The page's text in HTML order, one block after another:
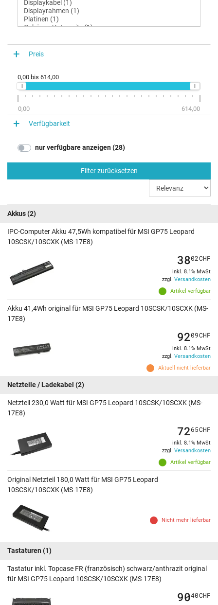
Preis
0,00 bis 614,00
0,00 614,00
Verfügbarkeit
nur verfügbare anzeigen (28)
Filter zurücksetzen
Akkus(2)
IPC-Computer Akku 47,5Wh kompatibel für MSI GP75 Leopard
10SCSK/10SCXK (MS-17E8)
Artikel verfügbar
3802CHF
inkl. 8.1% MwSt
zzgl. Versandkosten
Akku 41,4Wh original für MSI GP75 Leopard 10SCSK/10SCXK (MS-
17E8)
Aktuell nicht lieferbar
9209CHF
inkl. 8.1% MwSt
zzgl. Versandkosten
Netzteile / Ladekabel (2)
Netzteil 230,0 Watt für MSI GP75 Leopard 10SCSK/10SCXK (MS-
17E8)
Artikel verfügbar
7265CHF
inkl. 8.1% MwSt
zzgl. Versandkosten
Original Netzteil 180,0 Watt für MSI GP75 Leopard
10SCSK/10SCXK (MS-17E8)
Nicht mehr lieferbar
Tastaturen (1)
Tastatur inkl. Topcase FR (französisch) schwarz/anthrazit original
für MSI GP75 Leopard 10SCSK/10SCXK (MS-17E8)
9040CHF